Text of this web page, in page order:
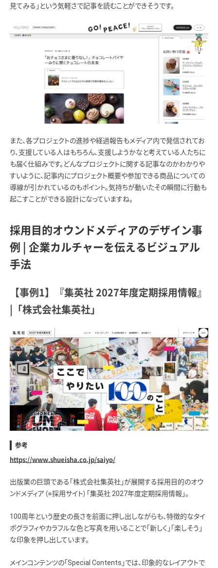
見てみる」という気軽さで記事を読むことができそうです。
また、各プロジェクトの進捗や経過報告もメディア内で発信されてお
り、支援している人はもちろん、支援しようかなと考えている人たちに
も届く仕組みです。どんなプロジェクトに関する記事なのかわかりや
すいように、記事内にプロジェクト概要や参加できる商品についての
導線が引かれているのもポイント。気持ちが動いたその瞬間に行動も
起こすことができる設計になっていますね。
採用目的オウンドメディアのデザイン事
例 | 企業カルチャーを伝えるビジュアル
手法
【事例1】『集英社 2027年度定期採用情報』
|「株式会社集英社」
参考
https://www.shueisha.co.jp/saiyo/
出版業の巨頭である「株式会社集英社」が展開する採用目的のオウ
ンドメディア（※採用サイト）「集英社 2027年度定期採用情報」。
100周年という歴史の長さを前面に押し出しながらも、特徴的なタイ
ポグラフィやカラフルな色と写真を用いることで「新しく」「楽しそう」
な印象を押し出しています。
メインコンテンツの「Special Contents」では、印象的なレイアウトで